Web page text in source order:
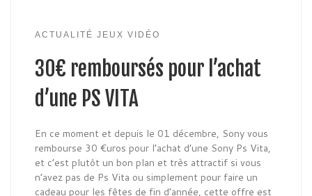
ACTUALITÉ JEUX VIDÉO
30€ remboursés pour l’achat
d’une PS VITA
En ce moment et depuis le 01 décembre, Sony vous
rembourse 30 €uros pour l’achat d’une Sony Ps Vita,
et c’est plutôt un bon plan et très attractif si vous
n’avez pas de Ps Vita ou simplement pour faire un
cadeau pour les fêtes de fin d’année, cette offre est